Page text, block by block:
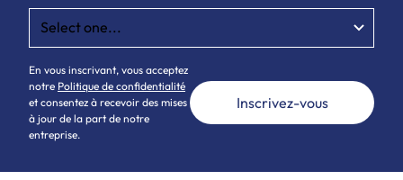
En vous inscrivant, vous acceptez
notre Politique de confidentialité
et consentez à recevoir des mises
à jour de la part de notre
entreprise.